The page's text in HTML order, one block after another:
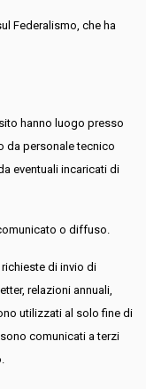
Federalismo, che ha
hanno luogo presso
da personale tecnico
eventuali incaricati di
o diffuso.
di invio di
relazioni annuali,
utilizzati al solo fine di
comunicati a terzi